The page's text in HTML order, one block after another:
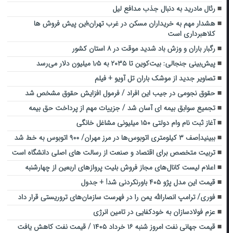
رئال مادرید به دنبال جذب مدافع لیل
هشدار مهم به خریداران مسکن در غرب تهران؛این پیش فروش ها
کلاهبرداری است
رگبار باران و وزش باد شدید موقت در ۸ استان کشور
پیش‌بینی جنجالی: بیت‌کوین تا ۲۰۳۵ به ۱٫۵ میلیون دلار می‌رسد
تصاویر جدید از موشک باران تل آویو + فیلم
حقوق نجومی در جیب این افراد / فرمول افزایش حقوق مشخص شد
تجمیع سوابق بیمه ای آسان شد / جزییات مهم از پرداخت حق بیمه
آغاز ثبت نام وام دولتی ۱۵۰ میلیونی مشاغل خانگی
ببینید|صف ۳ کیلومتری اتوبوس‌ها در مرز مهران/ ۹۰۰ اتوبوس به خط شد
تربیت متخصص برای اقتصاد و صنعت از رسالت های اصلی دانشگاه است
اعلام لیست کانال‌های مجاز فروش بلیت‌ پروازهای اربعین از چهارشنبه
قیمت این مدل پژو ۴۰۵ باورنکردنی شد! + جدول
فوری/ ترامپ انصارالله یمن را در فهرست سازمان‌های تروریستی قرار داد
عزم فولادسازان به خودکفایی در تامین انرژی
قیمت جهانی نفت امروز شنبه ۱۶ خرداد ۱۴۰۵ / قیمت‌ نفت کاهش یافت